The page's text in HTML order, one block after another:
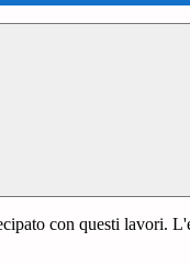
con questi lavori.